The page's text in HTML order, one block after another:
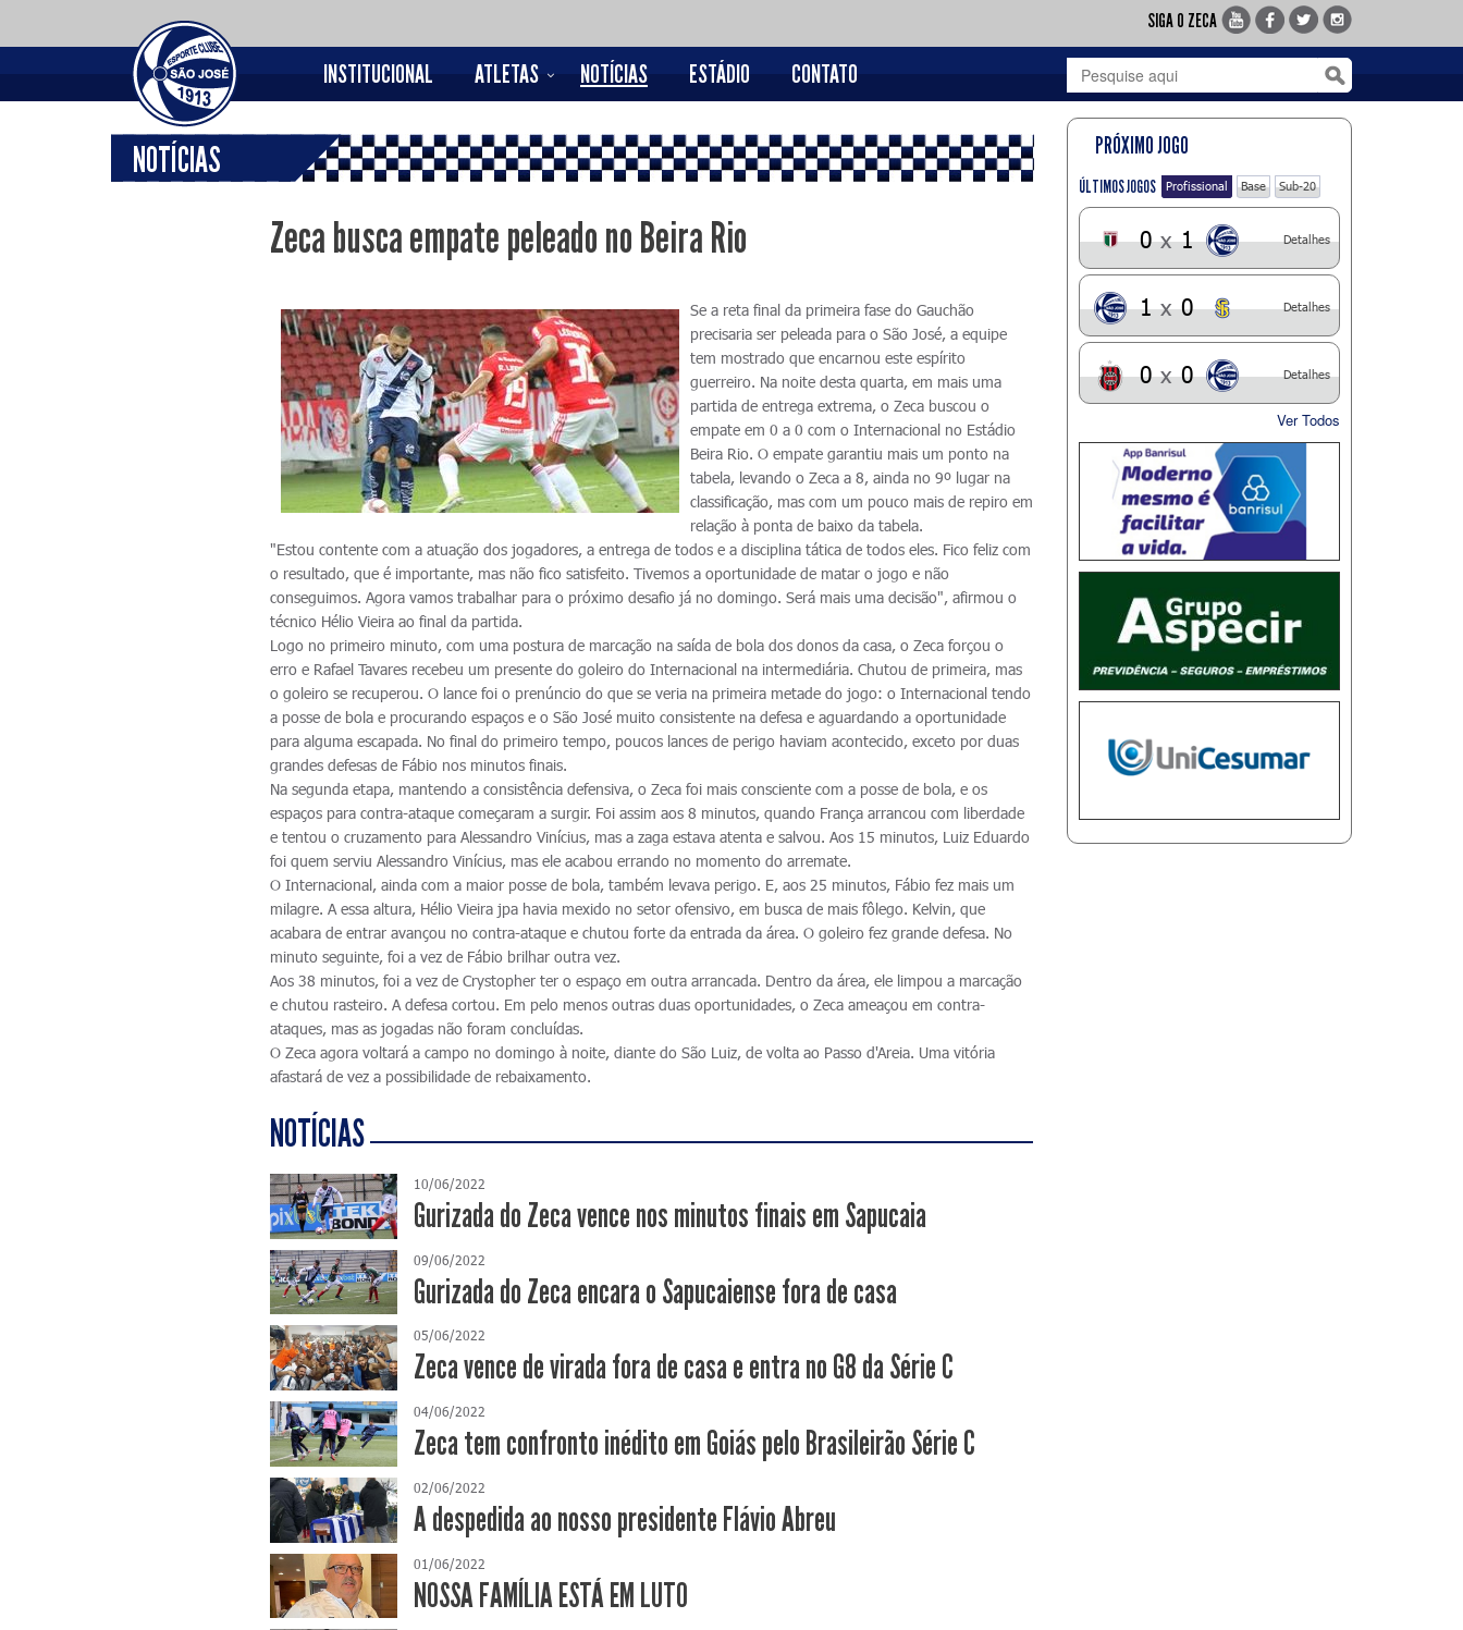
SIGA O ZECA
INSTITUCIONAL ATLETAS NOTÍCIAS ESTÁDIO CONTATO
NOTÍCIAS
Zeca busca empate peleado no Beira Rio
Se a reta final da primeira fase do Gauchão
precisaria ser peleada para o São José, a equipe
tem mostrado que encarnou este espírito
guerreiro. Na noite desta quarta, em mais uma
partida de entrega extrema, o Zeca buscou o
empate em 0 a 0 com o Internacional no Estádio
Beira Rio. O empate garantiu mais um ponto na
tabela, levando o Zeca a 8, ainda no 9º lugar na
classificação, mas com um pouco mais de repiro em
relação à ponta de baixo da tabela.
"Estou contente com a atuação dos jogadores, a entrega de todos e a disciplina tática de todos eles. Fico feliz com
o resultado, que é importante, mas não fico satisfeito. Tivemos a oportunidade de matar o jogo e não
conseguimos. Agora vamos trabalhar para o próximo desafio já no domingo. Será mais uma decisão", afirmou o
técnico Hélio Vieira ao final da partida.
Logo no primeiro minuto, com uma postura de marcação na saída de bola dos donos da casa, o Zeca forçou o
erro e Rafael Tavares recebeu um presente do goleiro do Internacional na intermediária. Chutou de primeira, mas
o goleiro se recuperou. O lance foi o prenúncio do que se veria na primeira metade do jogo: o Internacional tendo
a posse de bola e procurando espaços e o São José muito consistente na defesa e aguardando a oportunidade
para alguma escapada. No final do primeiro tempo, poucos lances de perigo haviam acontecido, exceto por duas
grandes defesas de Fábio nos minutos finais.
Na segunda etapa, mantendo a consistência defensiva, o Zeca foi mais consciente com a posse de bola, e os
espaços para contra-ataque começaram a surgir. Foi assim aos 8 minutos, quando França arrancou com liberdade
e tentou o cruzamento para Alessandro Vinícius, mas a zaga estava atenta e salvou. Aos 15 minutos, Luiz Eduardo
foi quem serviu Alessandro Vinícius, mas ele acabou errando no momento do arremate.
O Internacional, ainda com a maior posse de bola, também levava perigo. E, aos 25 minutos, Fábio fez mais um
milagre. A essa altura, Hélio Vieira jpa havia mexido no setor ofensivo, em busca de mais fôlego. Kelvin, que
acabara de entrar avançou no contra-ataque e chutou forte da entrada da área. O goleiro fez grande defesa. No
minuto seguinte, foi a vez de Fábio brilhar outra vez.
Aos 38 minutos, foi a vez de Crystopher ter o espaço em outra arrancada. Dentro da área, ele limpou a marcação
e chutou rasteiro. A defesa cortou. Em pelo menos outras duas oportunidades, o Zeca ameaçou em contra-
ataques, mas as jogadas não foram concluídas.
O Zeca agora voltará a campo no domingo à noite, diante do São Luiz, de volta ao Passo d'Areia. Uma vitória
afastará de vez a possibilidade de rebaixamento.
NOTÍCIAS
10/06/2022
Gurizada do Zeca vence nos minutos finais em Sapucaia
09/06/2022
Gurizada do Zeca encara o Sapucaiense fora de casa
05/06/2022
Zeca vence de virada fora de casa e entra no G8 da Série C
04/06/2022
Zeca tem confronto inédito em Goiás pelo Brasileirão Série C
02/06/2022
A despedida ao nosso presidente Flávio Abreu
01/06/2022
NOSSA FAMÍLIA ESTÁ EM LUTO
PRÓXIMO JOGO
ÚLTIMOS JOGOS Profissional Base Sub-20
0 x 1 Detalhes
1 x 0 Detalhes
0 x 0 Detalhes
Ver Todos